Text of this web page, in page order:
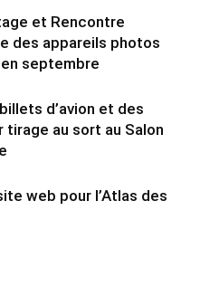
et Rencontre
des appareils photos
septembre
d’avion et des
tirage au sort au Salon
web pour l’Atlas des